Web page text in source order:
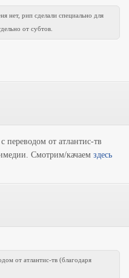
нет, рип сделали специально для
от субтов.
переводом от атлантис-тв
Смотрим/качаем здесь
от атлантис-тв (благодаря